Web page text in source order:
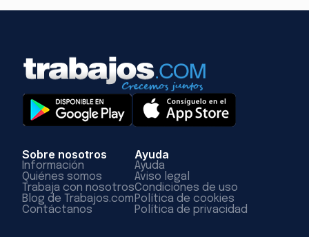
Sobre nosotros
Información
Quiénes somos
Trabaja con nosotros
Blog de Trabajos.com
Contáctanos
Ayuda
Ayuda
Aviso legal
Condiciones de uso
Política de cookies
Política de privacidad